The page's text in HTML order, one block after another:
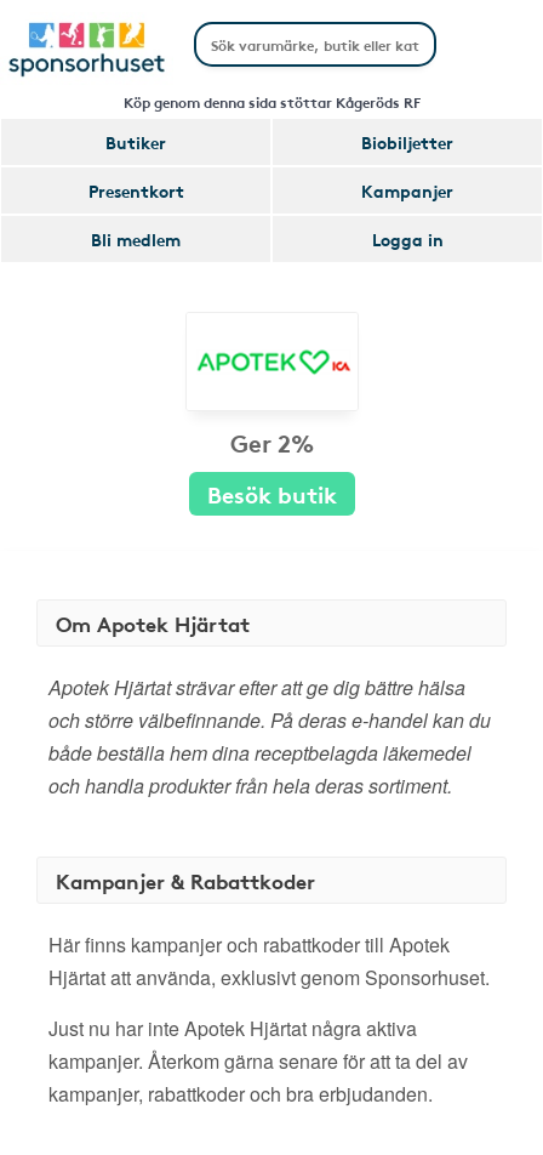
Köp genom denna sida stöttar Kågeröds RF
Butiker
Biobiljetter
Presentkort
Kampanjer
Bli medlem
Logga in
Ger 2%
Besök butik
Om Apotek Hjärtat
Apotek Hjärtat strävar efter att ge dig bättre hälsa
och större välbefinnande. På deras e-handel kan du
både beställa hem dina receptbelagda läkemedel
och handla produkter från hela deras sortiment.
Kampanjer & Rabattkoder
Här finns kampanjer och rabattkoder till Apotek
Hjärtat att använda, exklusivt genom Sponsorhuset.
Just nu har inte Apotek Hjärtat några aktiva
kampanjer. Återkom gärna senare för att ta del av
kampanjer, rabattkoder och bra erbjudanden.